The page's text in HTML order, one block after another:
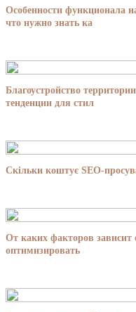
Особенности функционала
что нужно знать ка
Благоустройство
тенденции для стил
Скільки коштує SEO-
От каких факторов зависит
оптимизировать